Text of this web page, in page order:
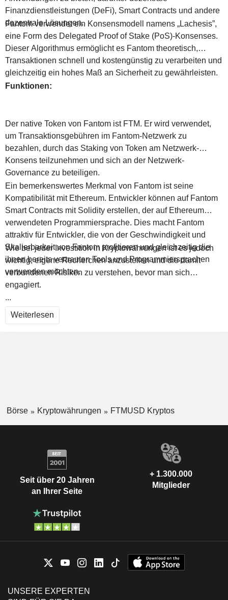
Finanzdienstleistungen (DeFi), Smart Contracts und andere
dezentrale Lösungen.
Fantom verwendet ein Konsensmodell namens „Lachesis”,
eine Form des Delegated Proof of Stake (PoS)-Konsenses.
Dieser Algorithmus ermöglicht es Fantom theoretisch,
Transaktionen schnell und kostengünstig zu verarbeiten und
gleichzeitig ein hohes Maß an Sicherheit zu gewährleisten.
Funktionen:
Der native Token von Fantom ist FTM. Er wird verwendet,
um Transaktionsgebühren im Fantom-Netzwerk zu
bezahlen, durch das Staking von Token am Netzwerk-
Konsens teilzunehmen und sich an der Netzwerk-
Governance zu beteiligen.
Ein bemerkenswertes Merkmal von Fantom ist seine
Kompatibilität mit Ethereum. Entwickler können auf Fantom
Smart Contracts mit Solidity erstellen, der auf Ethereum
verwendeten Programmiersprache. Dies macht Fantom
attraktiv für Entwickler, die von der Geschwindigkeit und
Skalierbarkeit von Fantom profitieren und gleichzeitig die
ihnen bereits vertrauten Tools und Programmiersprachen
verwenden möchten.
Wie bei jeder Investition in Kryptowährungen ist es jedoch
wichtig, eigene Recherchen anzustellen und die damit
verbundenen Risiken zu verstehen, bevor man sich
engagiert.
...
Weiterlesen
Börse Kryptowährungen FTMUSD Kryptos
Seit über 20 Jahren
an Ihrer Seite
+ 1.300.000
Mitglieder
UNSERE EXPERTEN